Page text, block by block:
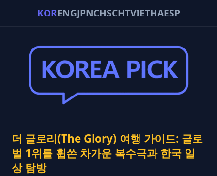
KORENGJPNCHSCHTVIETHAESP
더 글로리(The Glory) 여행 가이드: 글로
벌 1위를 휩쓴 차가운 복수극과 한국 일
상 탐방